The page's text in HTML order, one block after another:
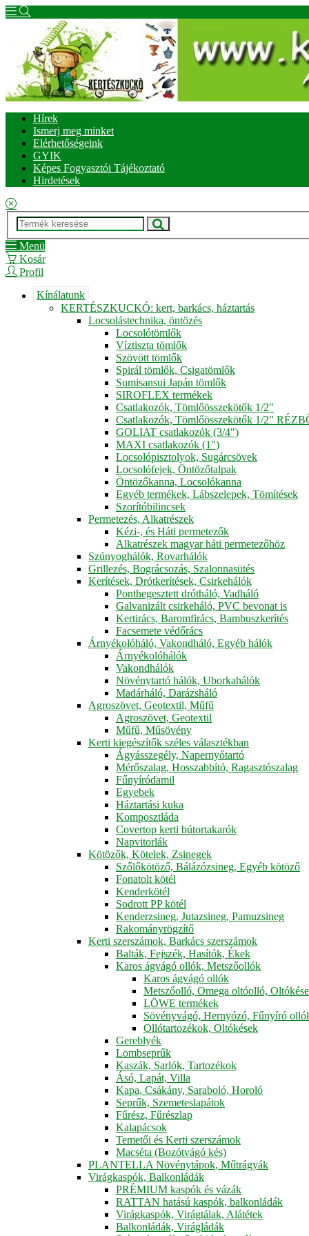
Hírek
Ismerj meg minket
Elérhetőségeink
GYIK
Képes Fogyasztói Tájékoztató
Hirdetések
Menü
Kosár
Profil
Kínálatunk
KERTÉSZKUCKÓ: kert, barkács, háztartás
Locsolástechnika, öntözés
Locsolótömlők
Víztiszta tömlők
Szövött tömlők
Spirál tömlők, Csigatömlők
Sumisansui Japán tömlők
SIROFLEX termékek
Csatlakozók, Tömlőösszekötők 1/2"
Csatlakozók, Tömlőösszekötők 1/2"
GOLIAT csatlakozók (3/4")
MAXI csatlakozók (1")
Locsolópisztolyok, Sugárcsövek
Locsolófejek, Öntözőtalpak
Öntözőkanna, Locsolókanna
Egyéb termékek, Lábszelepek, Tömítések
Szorítóbilincsek
Permetezés, Alkatrészek
Kézi-, és Háti permetezők
Alkatrészek magyar háti permetezőhöz
Szúnyoghálók, Rovarhálók
Grillezés, Bográcsozás, Szalonnasütés
Kerítések, Drótkerítések, Csirkehálók
Ponthegesztett drótháló, Vadháló
Galvanizált csirkeháló, PVC bevonat is
Kertirács, Baromfirács, Bambuszkerítés
Facsemete védőrács
Árnyékolóháló, Vakondháló, Egyéb hálók
Árnyékolóhálók
Vakondhálók
Növénytartó hálók, Uborkahálók
Madárháló, Darázsháló
Agroszövet, Geotextil, Műfű
Agroszövet, Geotextil
Műfű, Műsövény
Kerti kiegészítők széles választékban
Ágyásszegély, Napernyőtartó
Mérőszalag, Hosszabbító, Ragasztószalag
Fűnyíródamil
Egyebek
Háztartási kuka
Komposztláda
Covertop kerti bútortakarók
Napvitorlák
Kötözők, Kötelek, Zsinegek
Szőlőkötöző, Bálázózsineg, Egyéb kötöző
Fonatolt kötél
Kenderkötél
Sodrott PP kötél
Kenderzsineg, Jutazsineg, Pamuzsineg
Rakományrögzítő
Kerti szerszámok, Barkács szerszámok
Balták, Fejszék, Hasítók, Ékek
Karos ágvágó ollók, Metszőollók
Karos ágvágó ollók
Metszőolló, Omega oltóolló,
LÖWE termékek
Sövényvágó, Hernyózó, Fűnyíró
Ollótartozékok, Oltókések
Gereblyék
Lombseprűk
Kaszák, Sarlók, Tartozékok
Ásó, Lapát, Villa
Kapa, Csákány, Saraboló, Horoló
Seprűk, Szemeteslapátok
Fűrész, Fűrészlap
Kalapácsok
Temetői és Kerti szerszámok
Macséta (Bozótvágó kés)
PLANTELLA Növénytápok, Műtrágyák
Virágkaspók, Balkonládák
PRÉMIUM kaspók és vázák
RATTAN hatású kaspók, balkonládák
Virágkaspók, Virágtálak, Alátétek
Balkonládák, Virágládák